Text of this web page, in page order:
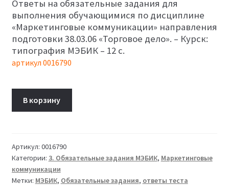
составляла
450₽.
420₽.
Ответы на обязательные задания для
выполнения обучающимися по дисциплине
«Маркетинговые коммуникации» направления
подготовки 38.03.06 «Торговое дело». – Курск:
типография МЭБИК – 12 с.
артикул 0016790
(ответы
тестов)
В корзину
Артикул: 0016790
Категории: 3. Обязательные задания МЭБИК, Маркетинговые
коммуникации
Метки: МЭБИК, Обязательные задания, ответы теста